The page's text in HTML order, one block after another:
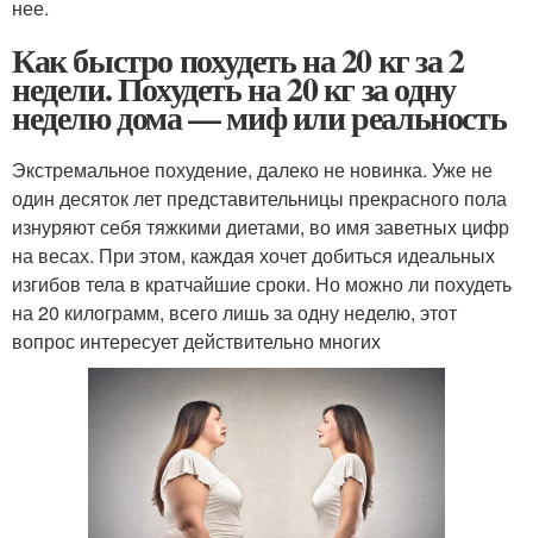
нее.
Как быстро похудеть на 20 кг за 2
недели. Похудеть на 20 кг за одну
неделю дома — миф или реальность
Экстремальное похудение, далеко не новинка. Уже не
один десяток лет представительницы прекрасного пола
изнуряют себя тяжкими диетами, во имя заветных цифр
на весах. При этом, каждая хочет добиться идеальных
изгибов тела в кратчайшие сроки. Но можно ли похудеть
на 20 килограмм, всего лишь за одну неделю, этот
вопрос интересует действительно многих